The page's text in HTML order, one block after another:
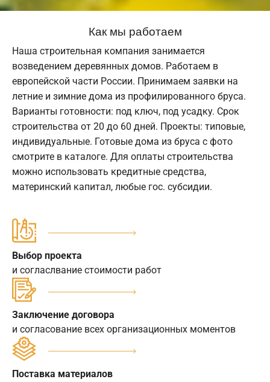
Как мы работаем
Наша строительная компания занимается
возведением деревянных домов. Работаем в
европейской части России. Принимаем заявки на
летние и зимние дома из профилированного бруса.
Варианты готовности: под ключ, под усадку. Срок
строительства от 20 до 60 дней. Проекты: типовые,
индивидуальные. Готовые дома из бруса с фото
смотрите в каталоге. Для оплаты строительства
можно использовать кредитные средства,
материнский капитал, любые гос. субсидии.
Выбор проекта
и согласлвание стоимости работ
Заключение договора
и согласование всех организационных моментов
Поставка материалов